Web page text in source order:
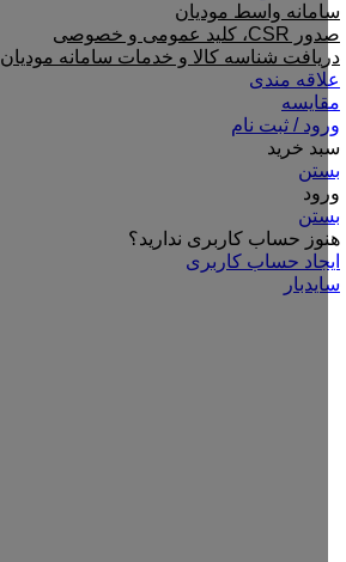
سامانه واسط مودیان
صدور CSR، کلید عمومی و خصوصی
دریافت شناسه کالا و خدمات سامانه مودیان
علاقه مندی
مقایسه
ورود / ثبت نام
سبد خرید
بستن
ورود
بستن
هنوز حساب کاربری ندارید؟
ایجاد حساب کاربری
سایدبار